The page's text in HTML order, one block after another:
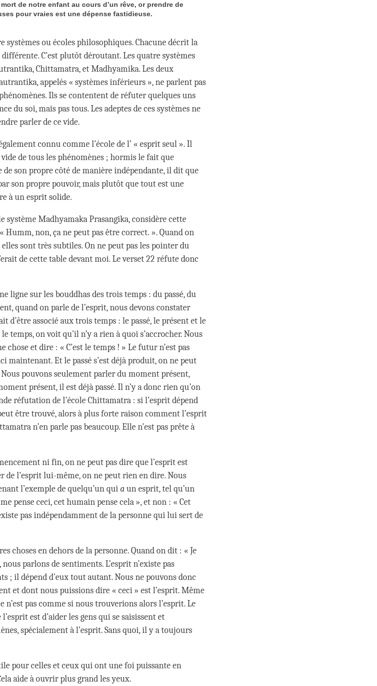
de notre enfant au cours d’un rêve, or prendre de
pour vraies est une dépense fastidieuse.
systèmes ou écoles philosophiques. Chacune décrit la
C’est plutôt déroutant. Les quatre systèmes
Chittamatra, et Madhyamika. Les deux
appelés « systèmes inférieurs », ne parlent pas
Ils se contentent de réfuter quelques uns
du soi, mais pas tous. Les adeptes de ces systèmes ne
parler de ce vide.
connu comme l’école de l’ « esprit seul ». Il
de tous les phénomènes ; hormis le fait que
de son propre côté de manière indépendante, il dit que
son propre pouvoir, mais plutôt que tout est une
à un esprit solide.
système Madhyamaka Prasangika, considère cette
Humm, non, ça ne peut pas être correct. ». Quand on
sont très subtiles. On ne peut pas les pointer du
de cette table devant moi. Le verset 22 réfute donc
ligne sur les bouddhas des trois temps : du passé, du
quand on parle de l’esprit, nous devons constater
d’être associé aux trois temps : le passé, le présent et le
temps, on voit qu’il n’y a rien à quoi s’accrocher. Nous
chose et dire : « C’est le temps ! » Le futur n’est pas
maintenant. Et le passé s’est déjà produit, on ne peut
pouvons seulement parler du moment présent,
présent, il est déjà passé. Il n’y a donc rien qu’on
réfutation de l’école Chittamatra : si l’esprit dépend
être trouvé, alors à plus forte raison comment l’esprit
n’en parle pas beaucoup. Elle n’est pas prête à
ni fin, on ne peut pas dire que l’esprit est
de l’esprit lui-même, on ne peut rien en dire. Nous
l’exemple de quelqu’un quiaun esprit, tel qu’un
pense ceci, cet humain pense cela », et non : « Cet
pas indépendamment de la personne qui lui sert de
choses en dehors de la personne. Quand on dit : « Je
parlons de sentiments. L’esprit n’existe pas
; il dépend d’eux tout autant. Nous ne pouvons donc
et dont nous puissions dire « ceci » est l’esprit. Même
pas comme si nous trouverions alors l’esprit. Le
est d’aider les gens qui se saisissent et
spécialement à l’esprit. Sans quoi, il y a toujours
pour celles et ceux qui ont une foi puissante en
aide à ouvrir plus grand les yeux.